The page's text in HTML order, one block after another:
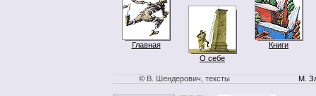
Главная
О себе
Книги
© В. Шендерович, тексты М.